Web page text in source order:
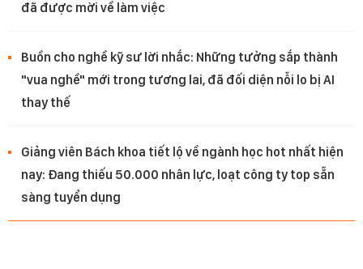
đã được mời về làm việc
Buồn cho nghề kỹ sư lời nhắc: Những tưởng sắp thành
"vua nghề" mới trong tương lai, đã đối diện nỗi lo bị AI
thay thế
Giảng viên Bách khoa tiết lộ về ngành học hot nhất hiện
nay: Đang thiếu 50.000 nhân lực, loạt công ty top sẵn
sàng tuyển dụng